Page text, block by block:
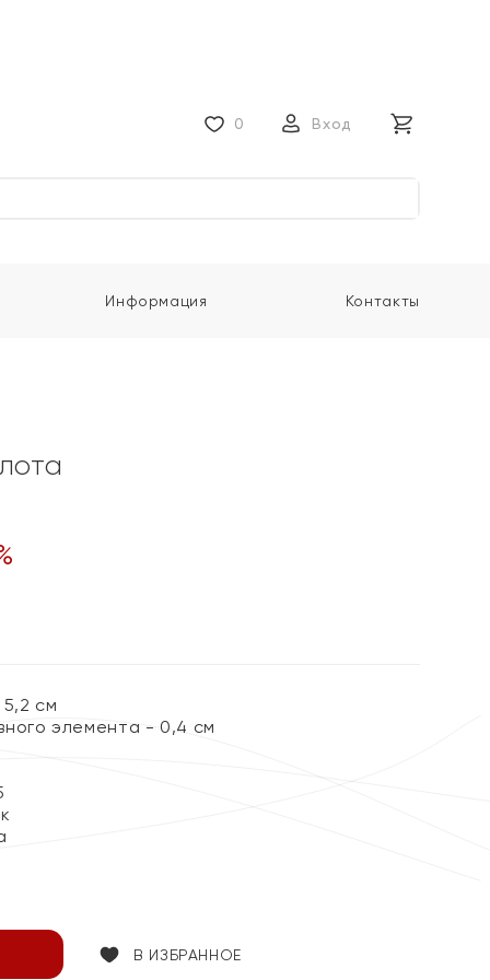
0 Вход
Информация Контакты
см
элемента - 0,4 см
В ИЗБРАННОЕ